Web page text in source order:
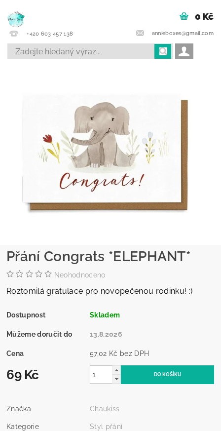
+420 603 457 138 annieboxes@gmail.com
0 Kč
Přání Congrats *ELEPHANT*
Neohodnoceno
Roztomilá gratulace pro novopečenou rodinku! :)
Dostupnost Skladem
Můžeme doručit do 13.8.2026
Cena 57,02 Kč bez DPH
69 Kč
Značka Chaukiss
Kategorie Styl přání